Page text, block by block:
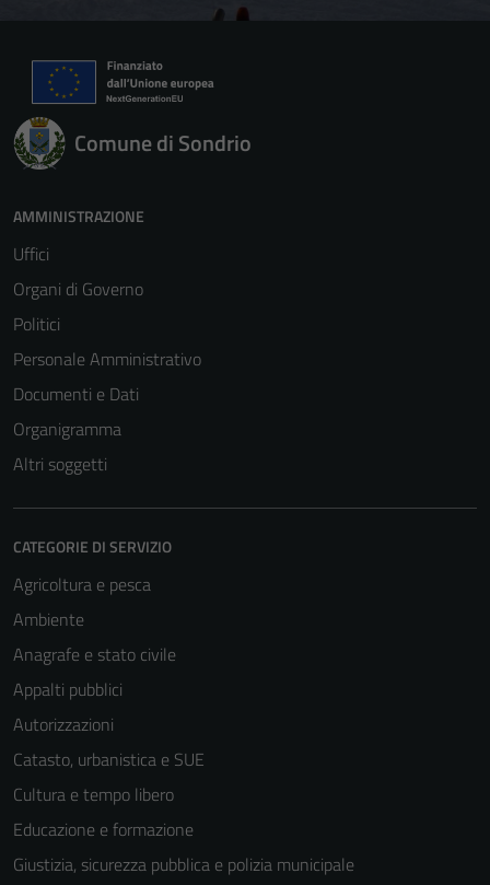
Comune di Sondrio
AMMINISTRAZIONE
Uffici
Organi di Governo
Politici
Personale Amministrativo
Documenti e Dati
Organigramma
Altri soggetti
CATEGORIE DI SERVIZIO
Agricoltura e pesca
Ambiente
Anagrafe e stato civile
Appalti pubblici
Autorizzazioni
Catasto, urbanistica e SUE
Cultura e tempo libero
Educazione e formazione
Giustizia, sicurezza pubblica e polizia municipale